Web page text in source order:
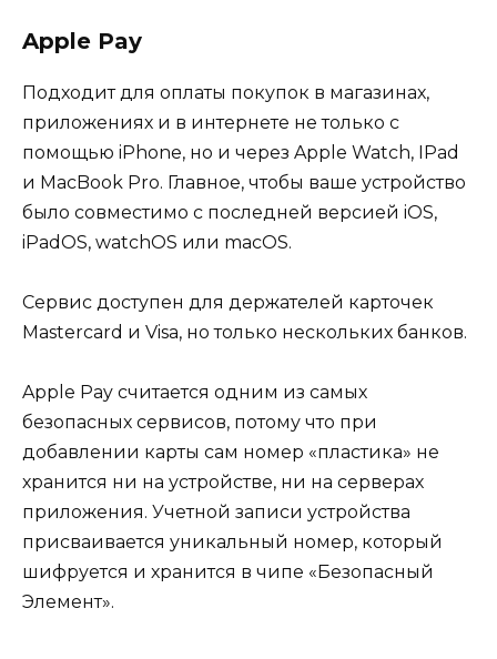
Apple Pay
Подходит для оплаты покупок в магазинах,
приложениях и в интернете не только с
помощью iPhone, но и через Apple Watch, IPad
и MacBook Pro. Главное, чтобы ваше устройство
было совместимо с последней версией iOS,
iPadOS, watchOS или macOS.
Сервис доступен для держателей карточек
Mastercard и Visa, но только нескольких банков.
Apple Pay считается одним из самых
безопасных сервисов, потому что при
добавлении карты сам номер «пластика» не
хранится ни на устройстве, ни на серверах
приложения. Учетной записи устройства
присваивается уникальный номер, который
шифруется и хранится в чипе «Безопасный
Элемент».